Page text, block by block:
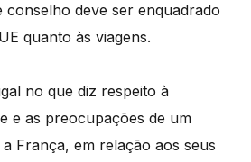
conselho deve ser enquadrado
quanto às viagens.
no que diz respeito à
e as preocupações de um
França, em relação aos seus